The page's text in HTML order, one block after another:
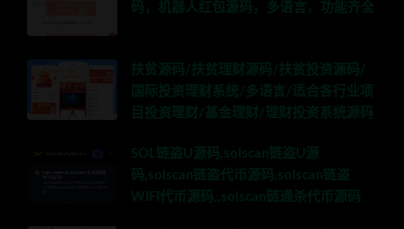
码，机器人红包源码，多语言，功能齐全
扶贫源码/扶贫理财源码/扶贫投资源码/
国际投资理财系统/多语言/适合各行业项
目投资理财/基金理财/理财投资系统源码
SOL链盗U源码,solscan链盗U源
码,solscan链盗代币源码,solscan链盗
WIFI代币源码,,solscan链通杀代币源码